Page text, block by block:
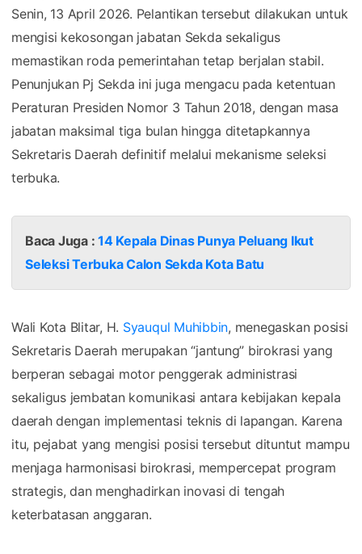
Senin, 13 April 2026. Pelantikan tersebut dilakukan untuk
mengisi kekosongan jabatan Sekda sekaligus
memastikan roda pemerintahan tetap berjalan stabil.
Penunjukan Pj Sekda ini juga mengacu pada ketentuan
Peraturan Presiden Nomor 3 Tahun 2018, dengan masa
jabatan maksimal tiga bulan hingga ditetapkannya
Sekretaris Daerah definitif melalui mekanisme seleksi
terbuka.
Baca Juga :14 Kepala Dinas Punya Peluang Ikut
Seleksi Terbuka Calon Sekda Kota Batu
Wali Kota Blitar, H. Syauqul Muhibbin, menegaskan posisi
Sekretaris Daerah merupakan “jantung” birokrasi yang
berperan sebagai motor penggerak administrasi
sekaligus jembatan komunikasi antara kebijakan kepala
daerah dengan implementasi teknis di lapangan. Karena
itu, pejabat yang mengisi posisi tersebut dituntut mampu
menjaga harmonisasi birokrasi, mempercepat program
strategis, dan menghadirkan inovasi di tengah
keterbatasan anggaran.